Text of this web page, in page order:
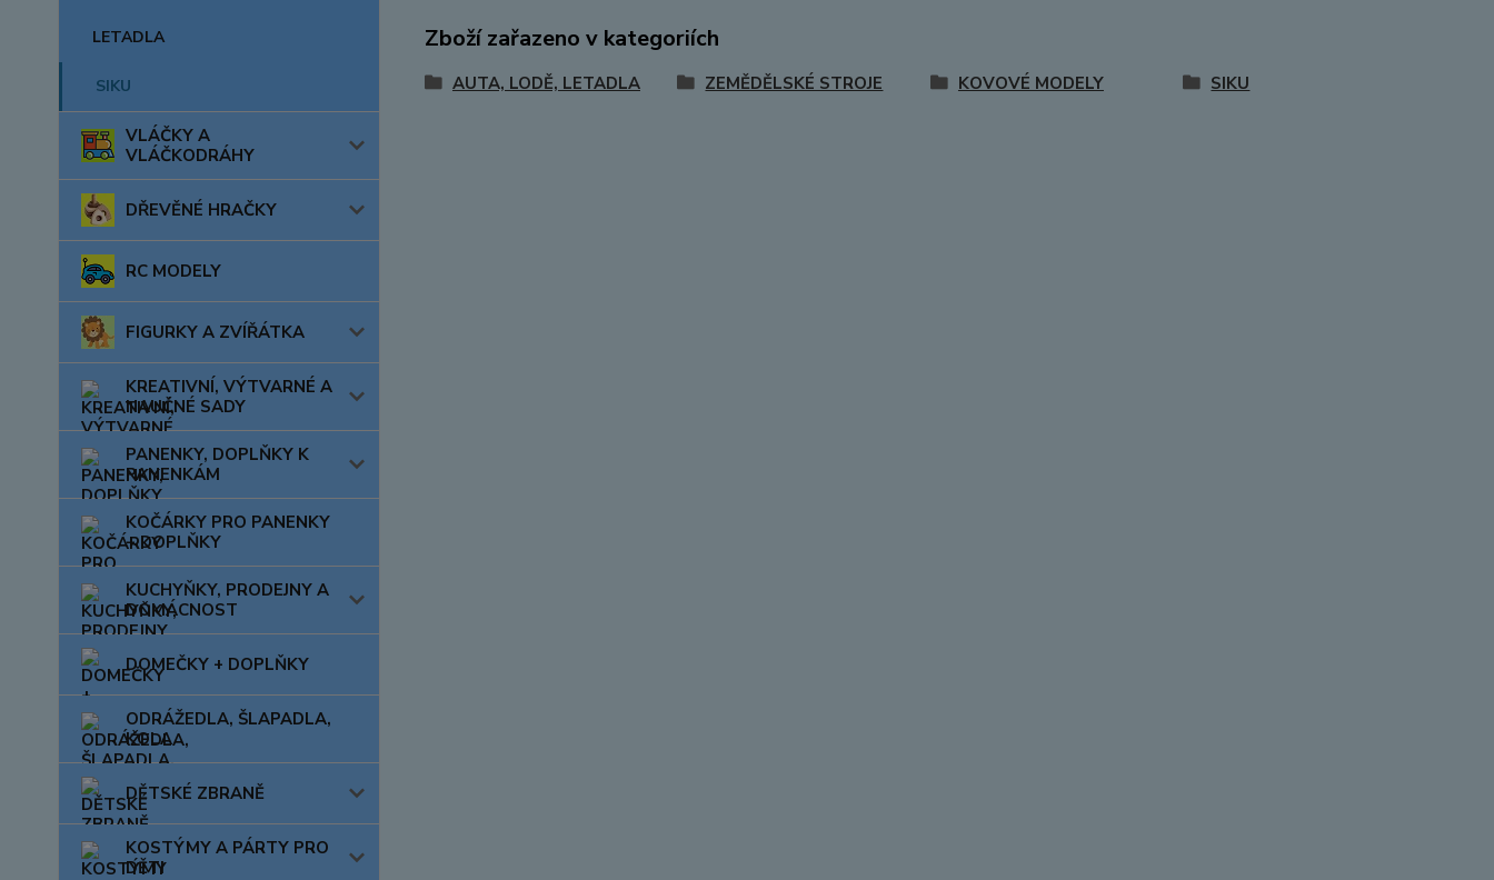
LETADLA
SIKU
VLÁČKY A
VLÁČKODRÁHY
DŘEVĚNÉ HRAČKY
RC MODELY
FIGURKY A ZVÍŘÁTKA
KREATIVNÍ, VÝTVARNÉ A
NAUČNÉ SADY
PANENKY, DOPLŇKY K
PANENKÁM
KOČÁRKY PRO PANENKY
+ DOPLŇKY
KUCHYŇKY, PRODEJNY A
DOMÁCNOST
DOMEČKY + DOPLŇKY
ODRÁŽEDLA, ŠLAPADLA,
KOLA
DĚTSKÉ ZBRANĚ
KOSTÝMY A PÁRTY PRO
DĚTI
Zboží zařazeno v kategoriích
AUTA, LODĚ, LETADLA ZEMĚDĚLSKÉ STROJE KOVOVÉ MODELY SIKU